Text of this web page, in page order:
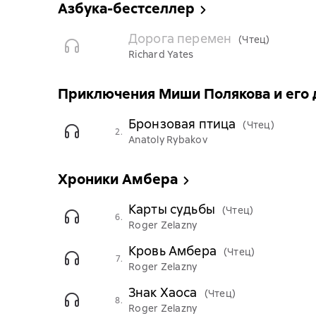
Азбука-бестселлер
Дорога перемен
(Чтец)
Richard Yates
Приключения Миши Полякова и его
2. Бронзовая птица
(Чтец)
Anatoly Rybakov
Хроники Амбера
6. Карты судьбы
(Чтец)
Roger Zelazny
7. Кровь Амбера
(Чтец)
Roger Zelazny
8. Знак Хаоса
(Чтец)
Roger Zelazny